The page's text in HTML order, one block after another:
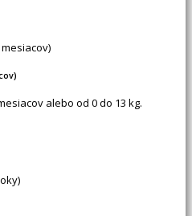
alebo od 0 do 13 kg.